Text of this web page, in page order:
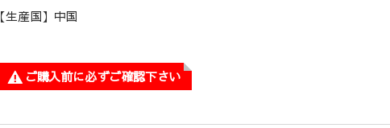
【生産国】中国
ご購入前に必ずご確認下さい